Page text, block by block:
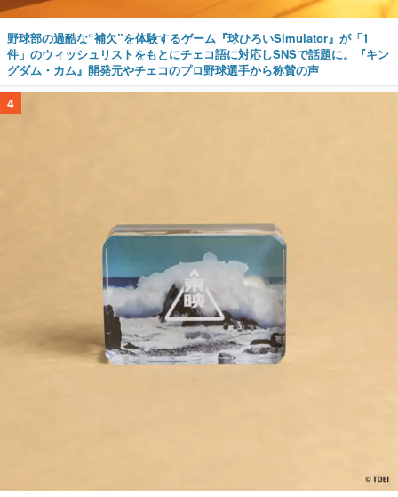
野球部の過酷な“補欠”を体験するゲーム『球ひろいSimulator』が「1
件」のウィッシュリストをもとにチェコ語に対応しSNSで話題に。『キン
グダム・カム』開発元やチェコのプロ野球選手から称賛の声
4